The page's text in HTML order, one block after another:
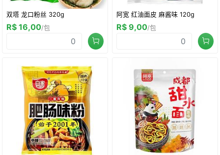
双塔 龙口粉丝 320g
R$ 16,00/包
阿宽 红油面皮 麻酱味 120g
R$ 9,00/包